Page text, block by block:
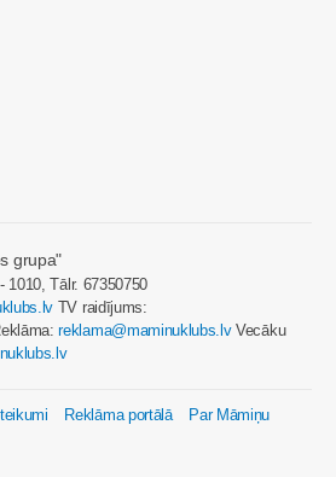
grupa"
1010, Tālr. 67350750
TV raidījums:
reklama@maminuklubs.lvVecāku
Reklāma portālā
Par Māmiņu